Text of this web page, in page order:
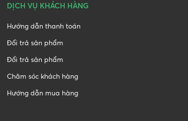
DỊCH VỤ KHÁCH HÀNG
Hướng dẫn thanh toán
Đổi trả sản phẩm
Đổi trả sản phẩm
Chăm sóc khách hàng
Hướng dẫn mua hàng